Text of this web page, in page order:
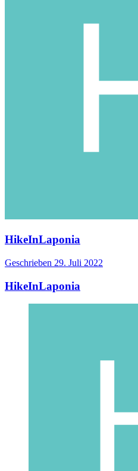
HikeInLaponia
Geschrieben 29. Juli 2022
HikeInLaponia